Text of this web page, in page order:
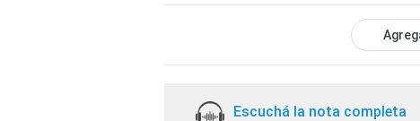
Escuchá la nota completa